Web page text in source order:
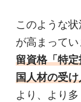
このような
が高まってい
留資格「特
国人材の受
より、より